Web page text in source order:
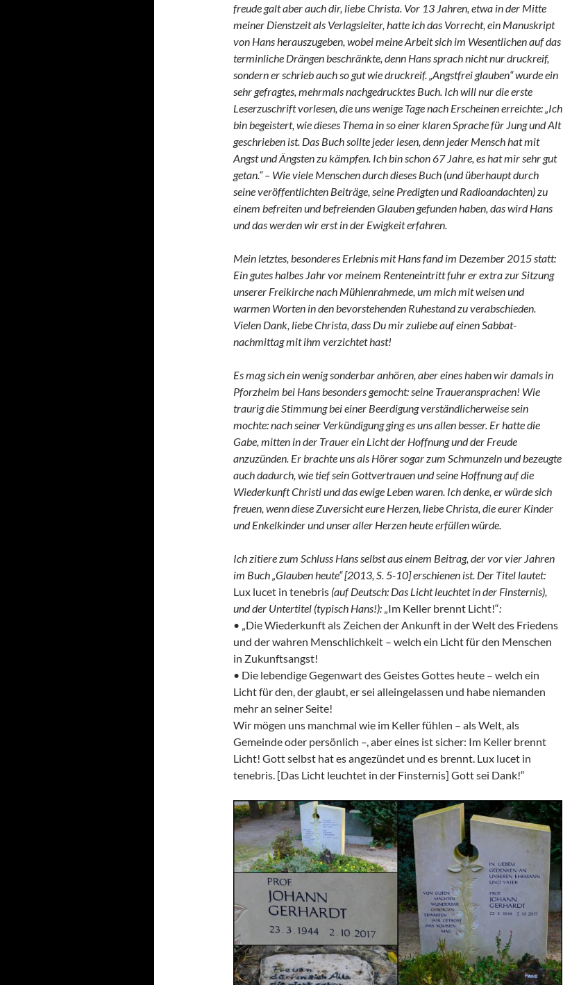
freude galt aber auch dir, liebe Christa. Vor 13 Jahren, etwa in der Mitte
meiner Dienstzeit als Verlags­leiter, hatte ich das Vorrecht, ein Manuskript
von Hans heraus­zugeben, wobei meine Arbeit sich im Wesentlichen auf das
terminliche Drängen beschränkte, denn Hans sprach nicht nur druckreif,
sondern er schrieb auch so gut wie druckreif. „Angstfrei glauben“ wurde ein
sehr gefragtes, mehrmals nachgedrucktes Buch. Ich will nur die erste
Leserzuschrift vorlesen, die uns wenige Tage nach Erscheinen erreichte: „Ich
bin begeistert, wie dieses Thema in so einer klaren Sprache für Jung und Alt
geschrieben ist. Das Buch sollte jeder lesen, denn jeder Mensch hat mit
Angst und Ängsten zu kämpfen. Ich bin schon 67 Jahre, es hat mir sehr gut
getan.“ – Wie viele Menschen durch dieses Buch (und überhaupt durch
seine veröffentlichten Beiträge, seine Predigten und Radioandachten) zu
einem befreiten und befreienden Glauben gefunden haben, das wird Hans
und das werden wir erst in der Ewigkeit erfahren.
Mein letztes, besonderes Erlebnis mit Hans fand im Dezember 2015 statt:
Ein gutes halbes Jahr vor meinem Renteneintritt fuhr er extra zur Sitzung
unserer Freikirche nach Mühlenrahmede, um mich mit weisen und
warmen Worten in den bevorstehenden Ruhestand zu verabschieden.
Vielen Dank, liebe Christa, dass Du mir zuliebe auf einen Sabbat­
nachmittag mit ihm verzichtet hast!
Es mag sich ein wenig sonderbar anhören, aber eines haben wir damals in
Pforzheim bei Hans besonders gemocht: seine Trauer­ansprachen! Wie
traurig die Stimmung bei einer Beerdigung verständlicherweise sein
mochte: nach seiner Verkündigung ging es uns allen besser. Er hatte die
Gabe, mitten in der Trauer ein Licht der Hoffnung und der Freude
anzuzünden. Er brachte uns als Hörer sogar zum Schmunzeln und bezeugte
auch dadurch, wie tief sein Gottvertrauen und seine Hoffnung auf die
Wiederkunft Christi und das ewige Leben waren. Ich denke, er würde sich
freuen, wenn diese Zuversicht eure Herzen, liebe Christa, die eurer Kinder
und Enkelkinder und unser aller Herzen heute erfüllen würde.
Ich zitiere zum Schluss Hans selbst aus einem Beitrag, der vor vier Jahren
im Buch „Glauben heute“ [2013, S. 5-10] erschienen ist. Der Titel lautet:
Lux lucet in tenebris (auf Deutsch: Das Licht leuchtet in der Finsternis),
und der Untertitel (typisch Hans!): „Im Keller brennt Licht!“:
• „Die Wiederkunft als Zeichen der Ankunft in der Welt des Friedens
und der wahren Menschlichkeit – welch ein Licht für den Menschen
in Zukunftsangst!
• Die lebendige Gegenwart des Geistes Gottes heute – welch ein
Licht für den, der glaubt, er sei alleingelassen und habe niemanden
mehr an seiner Seite!
Wir mögen uns manchmal wie im Keller fühlen – als Welt, als
Gemeinde oder persönlich –, aber eines ist sicher: Im Keller brennt
Licht! Gott selbst hat es angezündet und es brennt. Lux lucet in
tenebris. [Das Licht leuchtet in der Finsternis] Gott sei Dank!“